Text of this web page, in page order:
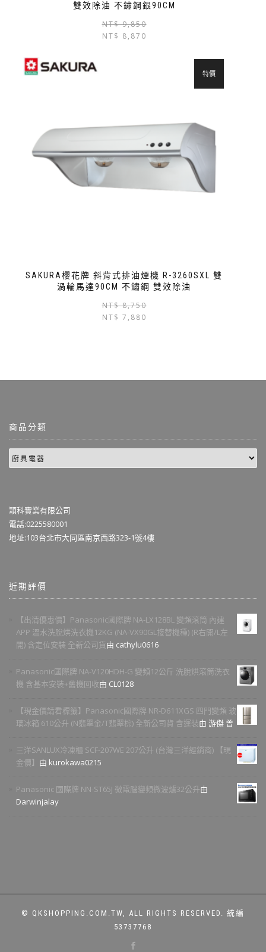
雙效除油 不鏽鋼銀90CM
NT$9,850
NT$ 8,870
SAKURA櫻花牌 斜背式排油煙機 R-3260SXL 雙
渦輪馬達90CM 不鏽鋼 雙效除油
特價
NT$8,750
NT$ 7,880
商品分類
穎科實業有限公司
電話:0225580001
地址:103台北市大同區南京西路323-1號4樓
近期評價
【出清優惠價】Panasonic國際牌 NA-LX128BL 變頻滾筒 內建
APP 溫水洗脫烘洗衣機12KG (NA-VX90GL接替機種) (R右開/L左
開) 含定位安裝 全新公司貨由 cathylu0616
Panasonic國際牌 NA-V120HDH-G 變頻12公斤 洗脫烘滾筒洗衣
機 含基本安裝+舊機回收由 CL0128
【現金價請看標籤】Panasonic國際牌 NR-D611XGS 四門變頻 玻
璃冰箱 610公升 (N翡翠金/T翡翠棕) 全新公司貨 含運裝由 游傑 曾
三洋SANLUX冷凍櫃 SCF-207WE 207公升 (台灣三洋經銷商) 【現
金價】 由 kurokawa0215
Panasonic 國際牌 NN-ST65J 微電腦變頻微波爐32公升由
Darwinjalay
© QKSHOPPING.COM.TW, ALL RIGHTS RESERVED. 統編
53737768